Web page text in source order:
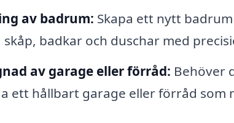
av badrum: Skapa ett nytt
badkar och duschar med
av garage eller förråd: Behöver
ett hållbart garage eller förråd som